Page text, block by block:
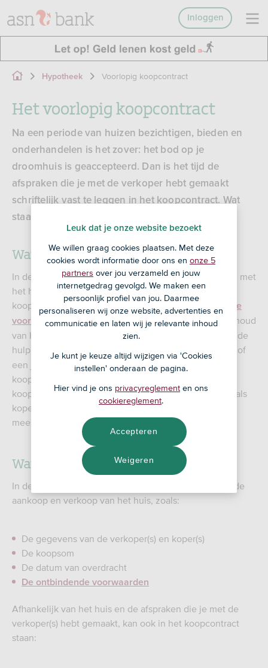
Inloggen
Hypotheek Voorlopig koopcontract
Het voorlopig koopcontract
Na een periode van huizen bezichtigen, bieden en
onderhandelen is het zover: het bod op je
droomhuis is geaccepteerd. Dan is het tijd de
afspraken die je met de verkoper hebt gemaakt
schriftelijk vast te leggen in het koopcontract. Wat
staat er allemaal in en waar moet je op letten?
Wat is een voorlopig koopcontract?
In de koopakte staan alle details die te maken hebben met
het huis dat je wilt kopen. Denk aan de afgesproken
koopsom, de datum van overdracht en de
ontbindende
voorwaarden. Het is jouw verantwoordelijkheid de inhoud
van het koopcontract te controleren. Je kunt hiervoor de
hulp inschakelen van je eventuele
of
een juridisch adviseur. De benaming ‘voorlopig’
koopcontract klopt eigenlijk niet helemaal, want het
koopcontract is wel degelijk bindend. Zowel voor jou als
koper, als voor de verkoper. Het koopcontract wordt
meestal opgesteld door de verkoopmakelaar.
Wat staat er in het koopcontract?
In de koopovereenkomst staan de afspraken rondom de
aankoop en verkoop van het huis, zoals:
De gegevens van de verkoper(s) en koper(s)
De koopsom
De datum van overdracht
De ontbindende voorwaarden
Afhankelijk van het huis en de afspraken die je met de
verkoper(s) hebt gemaakt, kan ook in het koopcontract
staan:
Leuk dat je onze website bezoekt
We willen graag cookies plaatsen. Met deze
cookies wordt informatie door ons en onze 5
partners over jou verzameld en jouw
internetgedrag gevolgd. We maken een
persoonlijk profiel van jou. Daarmee
personaliseren wij onze website, advertenties en
communicatie en laten wij je relevante inhoud
zien.
Je kunt je keuze altijd wijzigen via 'Cookies
instellen' onderaan de pagina.
Hier vind je ons privacyreglement en ons
cookiereglement.
Weigeren
Accepteren